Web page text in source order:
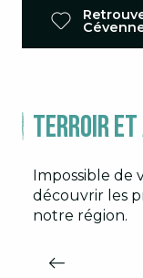
Terroir
Impossible de
découvrir les
notre région.
L’HISTOIRE
Le Vase
de la porte
et de la